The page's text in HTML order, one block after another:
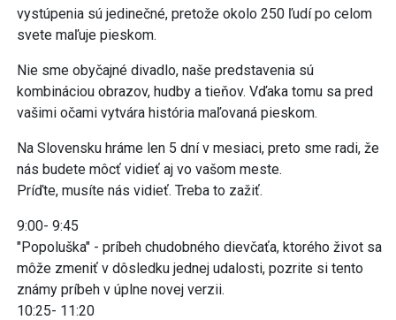
vystúpenia sú jedinečné, pretože okolo 250 ľudí po celom
svete maľuje pieskom.
Nie sme obyčajné divadlo, naše predstavenia sú
kombináciou obrazov, hudby a tieňov. Vďaka tomu sa pred
vašimi očami vytvára história maľovaná pieskom.
Na Slovensku hráme len 5 dní v mesiaci, preto sme radi, že
nás budete môcť vidieť aj vo vašom meste.
Príďte, musíte nás vidieť. Treba to zažiť.
9:00- 9:45
"Popoluška" - príbeh chudobného dievčaťa, ktorého život sa
môže zmeniť v dôsledku jednej udalosti, pozrite si tento
známy príbeh v úplne novej verzii.
10:25- 11:20